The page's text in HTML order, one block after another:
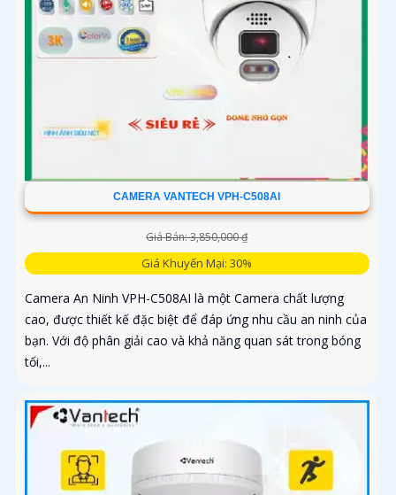
CAMERA VANTECH VPH-C508AI
Giá Bán: 3,850,000 ₫
Giá Khuyến Mại: 30%
Camera An Ninh VPH-C508AI là một Camera chất lượng
cao, được thiết kế đặc biệt để đáp ứng nhu cầu an ninh của
bạn. Với độ phân giải cao và khả năng quan sát trong bóng
tối,...